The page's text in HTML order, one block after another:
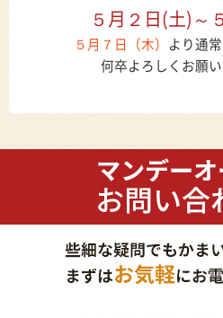
５月２日(土)～
５月７日（木）
より通
何卒よろしくお願い